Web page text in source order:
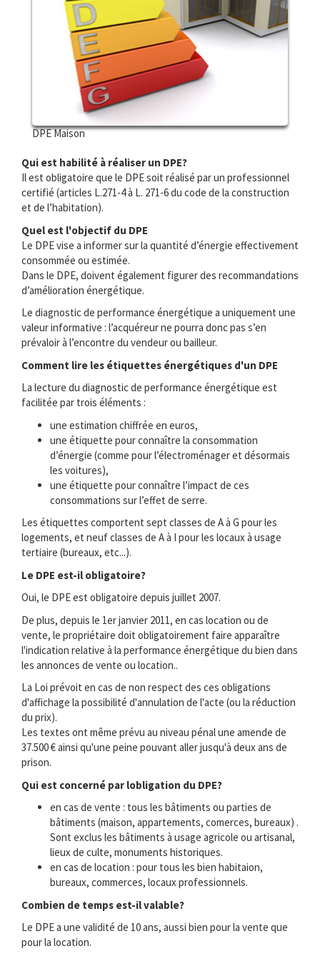
DPE Maison
Qui est habilité à réaliser un DPE?
Il est obligatoire que le DPE soit réalisé par un professionnel
certifié (articles L.271-4 à L. 271-6 du code de la construction
et de l’habitation).
Quel est l'objectif du DPE
Le DPE vise a informer sur la quantité d’énergie effectivement
consommée ou estimée.
Dans le DPE, doivent également figurer des recommandations
d’amélioration énergétique.
Le diagnostic de performance énergétique a uniquement une
valeur informative : l’acquéreur ne pourra donc pas s’en
prévaloir à l’encontre du vendeur ou bailleur.
Comment lire les étiquettes énergétiques d'un DPE
La lecture du diagnostic de performance énergétique est
facilitée par trois éléments :
une estimation chiffrée en euros,
une étiquette pour connaître la consommation
d’énergie (comme pour l’électroménager et désormais
les voitures),
une étiquette pour connaître l’impact de ces
consommations sur l’effet de serre.
Les étiquettes comportent sept classes de A à G pour les
logements, et neuf classes de A à I pour les locaux à usage
tertiaire (bureaux, etc...).
Le DPE est-il obligatoire?
Oui, le DPE est obligatoire depuis juillet 2007.
De plus, depuis le 1er janvier 2011, en cas location ou de
vente, le propriétaire doit obligatoirement faire apparaître
l'indication relative à la performance énergétique du bien dans
les annonces de vente ou location..
La Loi prévoit en cas de non respect des ces obligations
d'affichage la possibilité d'annulation de l'acte (ou la réduction
du prix).
Les textes ont même prévu au niveau pénal une amende de
37.500 € ainsi qu'une peine pouvant aller jusqu'à deux ans de
prison.
Qui est concerné par lobligation du DPE?
en cas de vente : tous les bâtiments ou parties de
bâtiments (maison, appartements, comerces, bureaux) .
Sont exclus les bâtiments à usage agricole ou artisanal,
lieux de culte, monuments historiques.
en cas de location : pour tous les bien habitaion,
bureaux, commerces, locaux professionnels.
Combien de temps est-il valable?
Le DPE a une validité de 10 ans, aussi bien pour la vente que
pour la location.